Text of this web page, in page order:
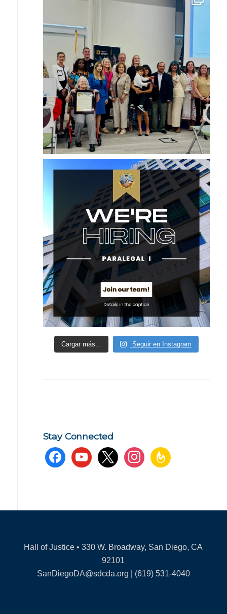
Cargar más... Seguir en Instagram
Stay Connected
facebookyoutube x instagramfeedburner
Hall of Justice • 330 W. Broadway, San Diego, CA
92101
SanDiegoDA@sdcda.org | (619) 531-4040